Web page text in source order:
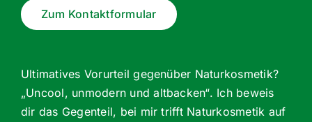
Zum Kontaktformular
Ultimatives Vorurteil gegenüber Naturkosmetik?
„Uncool, unmodern und altbacken“. Ich beweis
dir das Gegenteil, bei mir trifft Naturkosmetik auf